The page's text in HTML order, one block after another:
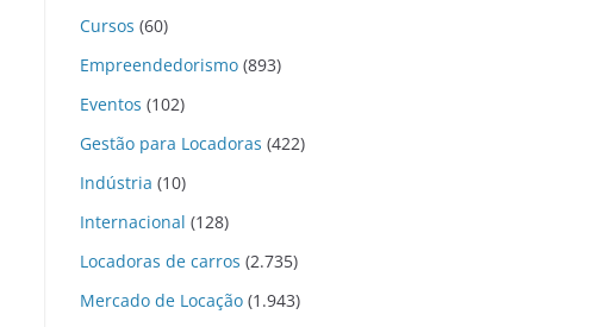
Cursos (60)
Empreendedorismo (893)
Eventos (102)
Gestão para Locadoras (422)
Indústria (10)
Internacional (128)
Locadoras de carros (2.735)
Mercado de Locação (1.943)